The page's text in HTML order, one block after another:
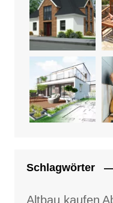
Schlagwörter
Altbau kaufen